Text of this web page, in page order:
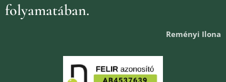
folyamatában.
Reményi Ilona